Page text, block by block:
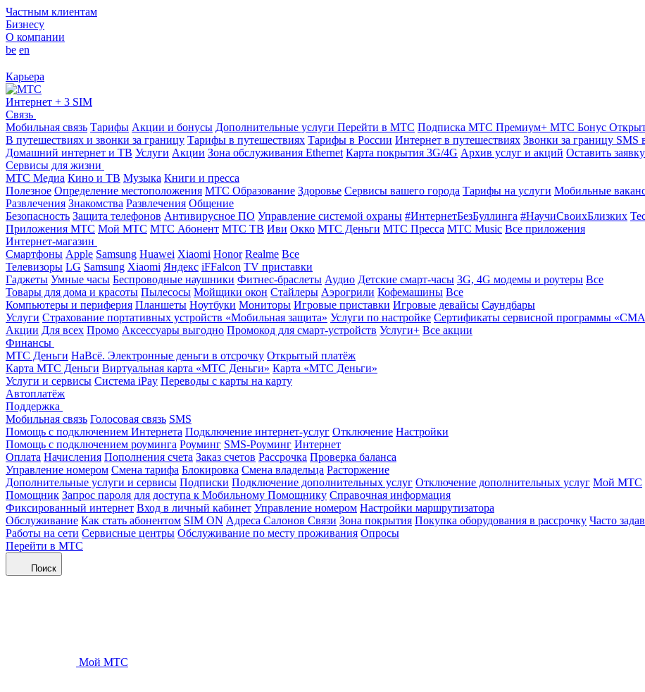
Частным клиентам
Бизнесу
О компании
be en
Карьера
Интернет + 3 SIM
Связь
Мобильная связь Тарифы Акции и бонусы Дополнительные услуги Перейти в МТС Подписка МТС Премиум+ МТС Бонус
В путешествиях и звонки за границу Тарифы в путешествиях Тарифы в России Интернет в путешествиях Звонки за границу SMS
Домашний интернет и ТВ Услуги Акции Зона обслуживания Ethernet Карта покрытия 3G/4G Архив услуг и акций Оставить заявку
Сервисы для жизни
МТС Медиа Кино и ТВ Музыка Книги и пресса
Полезное Определение местоположения МТС Образование Здоровье Сервисы вашего города Тарифы на услуги Мобильные
Развлечения Знакомства Развлечения Общение
Безопасность Защита телефонов Антивирусное ПО Управление системой охраны #ИнтернетБезБуллинга #НаучиСвоихБлизких
Приложения МТС Мой МТС МТС Абонент МТС ТВ Иви Окко МТС Деньги МТС Пресса МТС Music Все приложения
Интернет-магазин
Смартфоны Apple Samsung Huawei Xiaomi Honor Realme Все
Телевизоры LG Samsung Xiaomi Яндекс iFFalcon TV приставки
Гаджеты Умные часы Беспроводные наушники Фитнес-браслеты Аудио Детские смарт-часы 3G, 4G модемы и роутеры Все
Товары для дома и красоты Пылесосы Мойщики окон Стайлеры Аэрогрили Кофемашины Все
Компьютеры и периферия Планшеты Ноутбуки Мониторы Игровые приставки Игровые девайсы Саундбары
Услуги Страхование портативных устройств «Мобильная защита» Услуги по настройке Сертификаты сервисной программы
Акции Для всех Промо Аксессуары выгодно Промокод для смарт-устройств Услуги+ Все акции
Финансы
МТС Деньги НаВсё. Электронные деньги в отсрочку Открытый платёж
Карта МТС Деньги Виртуальная карта «МТС Деньги» Карта «МТС Деньги»
Услуги и сервисы Система iPay Переводы с карты на карту
Автоплатёж
Поддержка
Мобильная связь Голосовая связь SMS
Помощь с подключением Интернета Подключение интернет-услуг Отключение Настройки
Помощь с подключением роуминга Роуминг SMS-Роуминг Интернет
Оплата Начисления Пополнения счета Заказ счетов Рассрочка Проверка баланса
Управление номером Смена тарифа Блокировка Смена владельца Расторжение
Дополнительные услуги и сервисы Подписки Подключение дополнительных услуг Отключение дополнительных услуг Мой МТС
Помощник Запрос пароля для доступа к Мобильному Помощнику Справочная информация
Фиксированный интернет Вход в личный кабинет Управление номером Настройки маршрутизатора
Обслуживание Как стать абонентом SIM ON Адреса Салонов Связи Зона покрытия Покупка оборудования в рассрочку Часто
Работы на сети Сервисные центры Обслуживание по месту проживания Опросы
Перейти в МТС
Поиск
Мой МТС